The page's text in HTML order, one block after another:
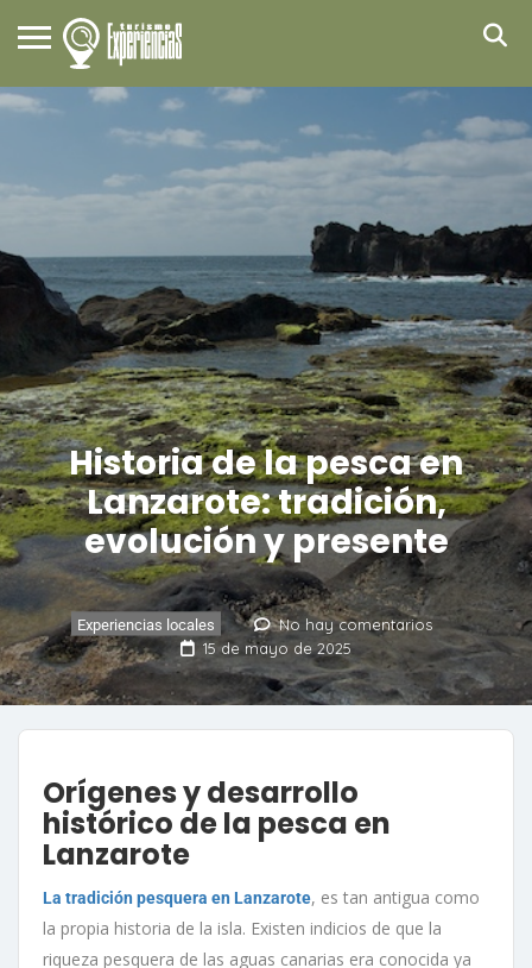
Historia de la pesca en
Lanzarote: tradición,
evolución y presente
Experiencias locales
No hay comentarios
15 de mayo de 2025
Orígenes y desarrollo
histórico de la pesca en
Lanzarote
La tradición pesquera en Lanzarote, es tan antigua como
la propia historia de la isla. Existen indicios de que la
riqueza pesquera de las aguas canarias era conocida ya